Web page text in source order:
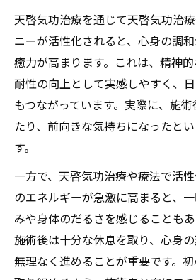
天啓気功治療を通じて天啓気功治
ニーが活性化されると、心身の調
癒力が高まります。これは、精神
耐性の向上として実感しやすく、
もつながっています。実際に、施
たり、前向きな気持ちになったと
す。
一方で、天啓気功治療や療法で活
のエネルギーが急激に高まると、
みや身体のだるさを感じることもあ
施術後は十分な休息を取り、心身
無理なく進めることが重要です。